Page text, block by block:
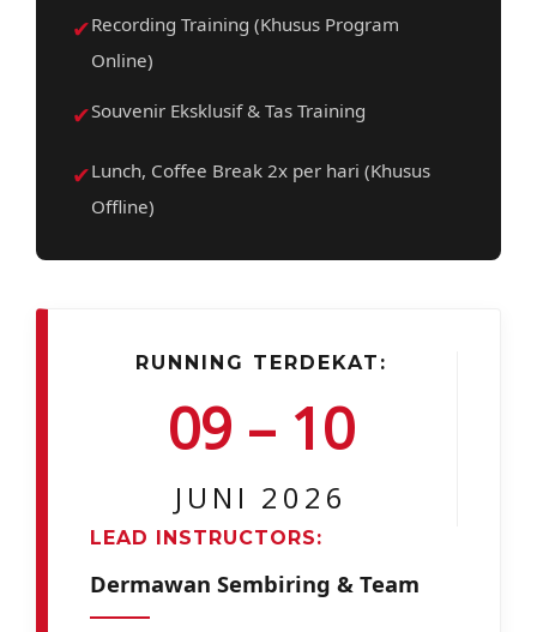
✔Recording Training (Khusus Program
Online)
✔Souvenir Eksklusif & Tas Training
✔Lunch, Coffee Break 2x per hari (Khusus
Offline)
RUNNING TERDEKAT:
09 – 10
JUNI 2026
LEAD INSTRUCTORS:
Dermawan Sembiring & Team